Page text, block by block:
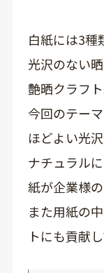
白紙には3種
光沢のない
艶晒クラフ
今回のテーマ
ほどよい光
ナチュラル
紙が企業様
また用紙の
トにも貢献し